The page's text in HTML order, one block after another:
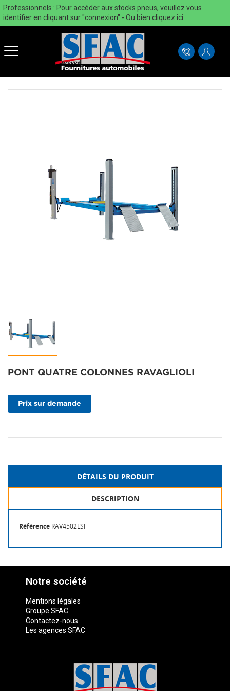
Professionnels : Pour accéder aux stocks pneus, veuillez vous
identifier en cliquant sur "connexion" - Ou bien cliquez ici
PONT QUATRE COLONNES RAVAGLIOLI
Prix sur demande
DÉTAILS DU PRODUIT
DESCRIPTION
Référence RAV4502LSI
Notre société
Mentions légales
Groupe SFAC
Contactez-nous
Les agences SFAC